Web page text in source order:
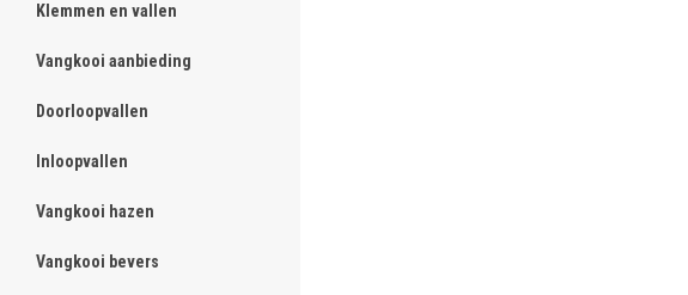
Klemmen en vallen
Vangkooi aanbieding
Doorloopvallen
Inloopvallen
Vangkooi hazen
Vangkooi bevers